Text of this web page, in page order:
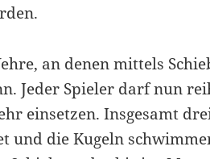
an denen mittels
Jeder Spieler darf nun
einsetzen. Insgesamt
und die Kugeln